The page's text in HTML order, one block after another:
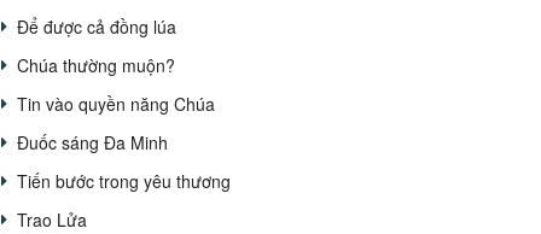
Để được cả đồng lúa
Chúa thường muộn?
Tin vào quyền năng Chúa
Đuốc sáng Đa Minh
Tiến bước trong yêu thương
Trao Lửa